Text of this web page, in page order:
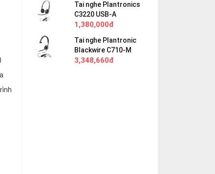
Tai nghe Plantronics
C3220 USB-A
1,380,000đ
Tai nghe Plantronic
Blackwire C710-M
3,348,660đ